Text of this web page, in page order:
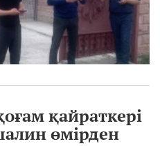
қайраткері
өмірден